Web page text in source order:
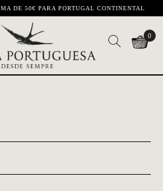
DE 50€ PARA PORTUGAL CONTINENTAL
0